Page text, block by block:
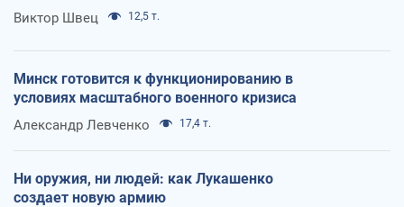
Виктор Швец 12,5 т.
Минск готовится к функционированию в
условиях масштабного военного кризиса
Александр Левченко 17,4 т.
Ни оружия, ни людей: как Лукашенко
создает новую армию